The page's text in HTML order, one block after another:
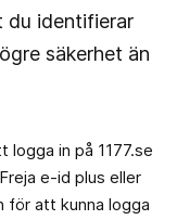
du identifierar
säkerhet än
logga in på 1177.se
e-id plus eller
för att kunna logga